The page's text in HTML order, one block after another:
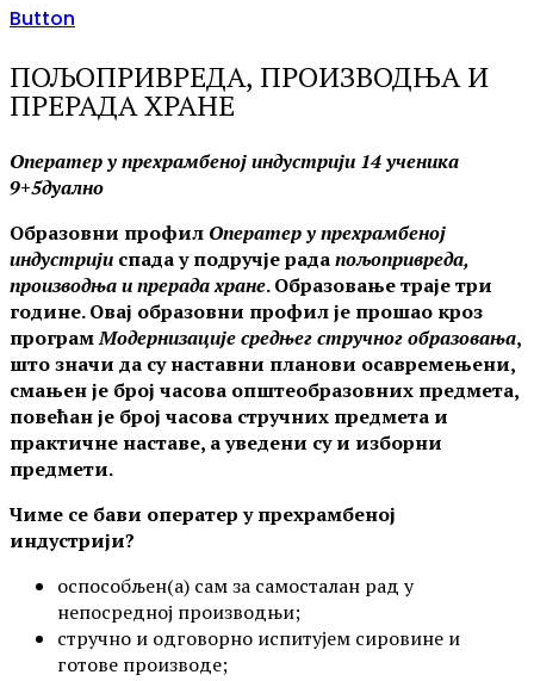
Button
ПОЉОПРИВРЕДА, ПРОИЗВОДЊА И
ПРЕРАДА ХРАНЕ
Оператер у прехрамбеној индустрији 14 ученика
9+5дуално
Образовни профил Оператер у прехрамбеној
индустрији спада у подручје радапољопривреда,
производња и прерада хране. Образовање траје три
године. Овај образовни профил је прошао кроз
програмМодернизације средњег стручног образовања,
што значи да су наставни планови осавремењени,
смањен је број часова општеобразовних предмета,
повећан је број часова стручних предмета и
практичне наставе, а уведени су и изборни
предмети.
Чиме се бави оператер у прехрамбеној
индустрији?
оспособљен(а) сам за самосталан рад у
непосредној производњи;
стручно и одговорно испитујем сировине и
готове производе;